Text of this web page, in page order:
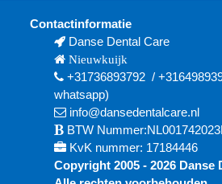
Contactinformatie
Danse Dental Care
Nieuwkuijk
+31736893792 /
whatsapp)
info@dansedentalcare.nl
BTW
KvK nummer: 17184446
Copyright 2005 - 2026 Danse